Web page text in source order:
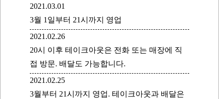
2021.03.01
3월 1일부터 21시까지 영업
2021.02.26
20시 이후 테이크아웃은 전화 또는 매장에 직
접 방문. 배달도 가능합니다.
2021.02.25
3월부터 21시까지 영업. 테이크아웃과 배달은